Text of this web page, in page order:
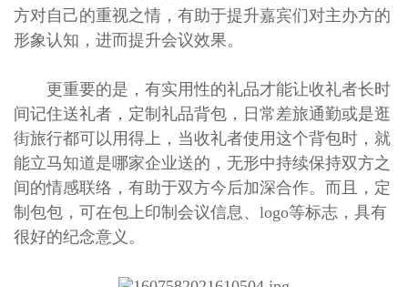
方对自己的重视之情，有助于提升嘉宾们对主办方的
形象认知，进而提升会议效果。
更重要的是，有实用性的礼品才能让收礼者长时
间记住送礼者，定制礼品背包，日常差旅通勤或是逛
街旅行都可以用得上，当收礼者使用这个背包时，就
能立马知道是哪家企业送的，无形中持续保持双方之
间的情感联络，有助于双方今后加深合作。而且，定
制包包，可在包上印制会议信息、logo等标志，具有
很好的纪念意义。